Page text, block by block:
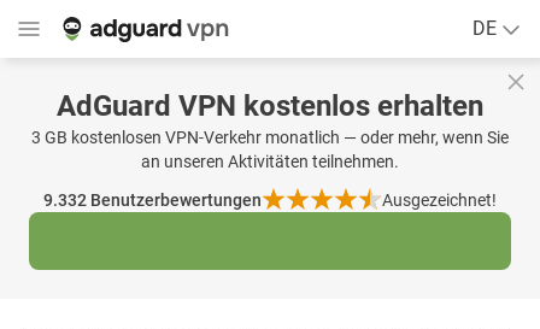
DE
AdGuard VPN kostenlos erhalten
3 GB kostenlosen VPN-Verkehr monatlich — oder mehr, wenn Sie
an unseren Aktivitäten teilnehmen.
9.332 Benutzerbewertungen Ausgezeichnet!